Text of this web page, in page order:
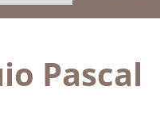
Pascal